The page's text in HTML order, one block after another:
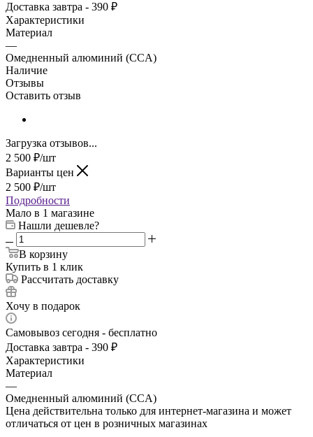
Доставка завтра - 390 ₽
Характеристики
Материал
—
Омедненный алюминий (CCA)
Наличие
Отзывы
Оставить отзыв
Загрузка отзывов...
2 500 ₽/шт
Варианты цен
2 500 ₽/шт
Подробности
Мало в 1 магазине
Нашли дешевле?
В корзину
Купить в 1 клик
Рассчитать доставку
Хочу в подарок
Самовывоз сегодня - бесплатно
Доставка завтра - 390 ₽
Характеристики
Материал
—
Омедненный алюминий (CCA)
Цена действительна только для интернет-магазина и может
отличаться от цен в розничных магазинах